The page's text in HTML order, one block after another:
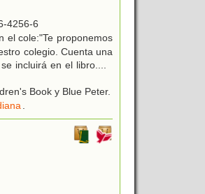
4256-6
el cole:"Te proponemos
colegio. Cuenta una
incluirá en el libro....
Book y Blue Peter.
.